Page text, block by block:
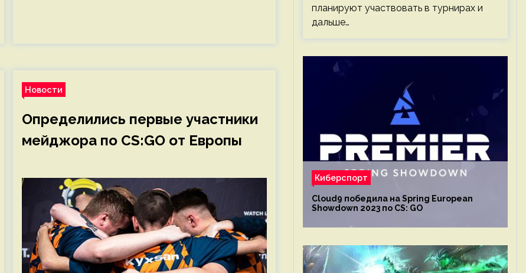
Новости
Определились первые участники
мейджора по CS:GO от Европы
планируют участвовать в турнирах и
дальше…
Киберспорт
Cloud9 победила на Spring European
Showdown 2023 по CS: GO